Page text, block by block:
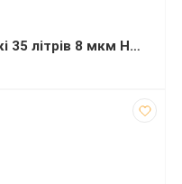
Пакети для сміття Такі Пакі 35 літрів 8 мкм HD 50 штук чорні